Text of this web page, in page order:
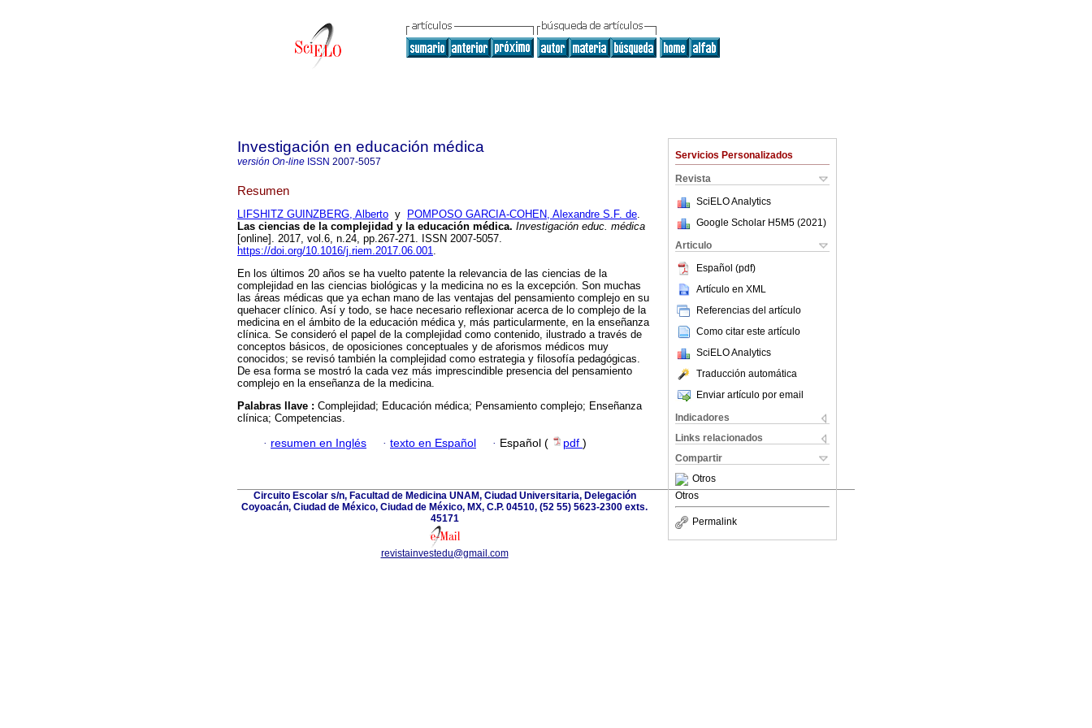
Servicios Personalizados
Revista
SciELO Analytics
Google Scholar H5M5 (2021 )
Articulo
Español (pdf)
Artículo en XML
Referencias del artículo
Como citar este artículo
SciELO Analytics
Traducción automática
Enviar artículo por email
Indicadores
Links relacionados
Compartir
Otros
Otros
Permalink
Investigación en educación médica
versión On-line ISSN 2007-5057
Resumen
LIFSHITZ GUINZBERG, Alberto y POMPOSO GARCIA-COHEN, Alexandre S.F. de.
Las ciencias de la complejidad y la educación médica. Investigación educ. médica
[online]. 2017, vol.6, n.24, pp.267-271. ISSN 2007-5057.
https://doi.org/10.1016/j.riem.2017.06.001.
En los últimos 20 años se ha vuelto patente la relevancia de las ciencias de la
complejidad en las ciencias biológicas y la medicina no es la excepción. Son muchas
las áreas médicas que ya echan mano de las ventajas del pensamiento complejo en su
quehacer clínico. Así y todo, se hace necesario reflexionar acerca de lo complejo de la
medicina en el ámbito de la educación médica y, más particularmente, en la enseñanza
clínica. Se consideró el papel de la complejidad como contenido, ilustrado a través de
conceptos básicos, de oposiciones conceptuales y de aforismos médicos muy
conocidos; se revisó también la complejidad como estrategia y filosofía pedagógicas.
De esa forma se mostró la cada vez más imprescindible presencia del pensamiento
complejo en la enseñanza de la medicina.
Palabras llave : Complejidad; Educación médica; Pensamiento complejo; Enseñanza
clínica; Competencias.
· resumen en Inglés · texto en Español · Español ( pdf )
Circuito Escolar s/n, Facultad de Medicina UNAM, Ciudad Universitaria, Delegación
Coyoacán, Ciudad de México, Ciudad de México, MX, C.P. 04510, (52 55) 5623-2300 exts.
45171
revistainvestedu@gmail.com